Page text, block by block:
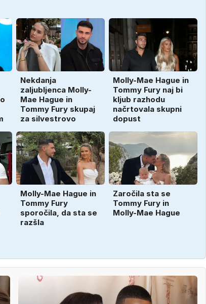
Nekdanja
zaljubljenca Molly-
Mae Hague in
Tommy Fury skupaj
za silvestrovo
Molly-Mae Hague in
Tommy Fury naj bi
kljub razhodu
načrtovala skupni
dopust
Molly-Mae Hague in
Tommy Fury
sporočila, da sta se
razšla
Zaročila sta se
Tommy Fury in
Molly-Mae Hague